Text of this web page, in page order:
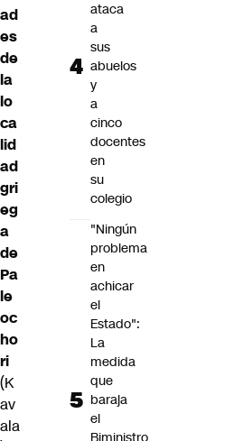
ad
es
de
la
lo
ca
lid
ad
gri
eg
a
de
Pa
le
oc
ho
ri
(K
av
ala
ataca
a
sus
abuelos
y
a
cinco
docentes
en
su
colegio
"Ningún
problema
en
achicar
el
Estado":
La
medida
que
baraja
el
Biministro